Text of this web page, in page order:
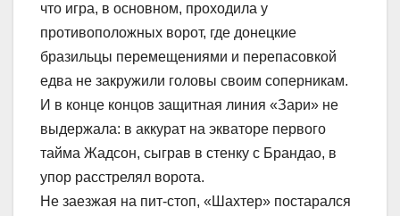
что игра, в основном, проходила у
противоположных ворот, где донецкие
бразильцы перемещениями и перепасовкой
едва не закружили головы своим соперникам.
И в конце концов защитная линия «Зари» не
выдержала: в аккурат на экваторе первого
тайма Жадсон, сыграв в стенку с Брандао, в
упор расстрелял ворота.
Не заезжая на пит-стоп, «Шахтер» постарался